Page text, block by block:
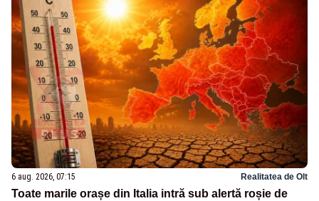
6 aug. 2026, 07:15 Realitatea de Olt
Toate marile orașe din Italia intră sub alertă roșie de